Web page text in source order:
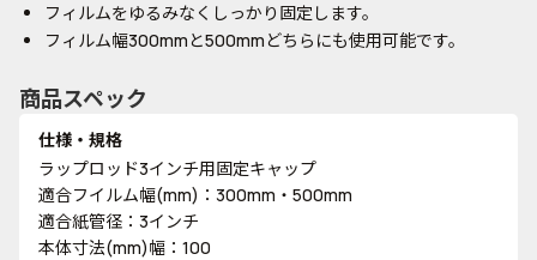
フィルムをゆるみなくしっかり固定します。
フィルム幅300mmと500mmどちらにも使用可能です。
商品スペック
仕様・規格
ラップロッド3インチ用固定キャップ
適合フイルム幅(mm)：300mm・500mm
適合紙管径：3インチ
本体寸法(mm)幅：100